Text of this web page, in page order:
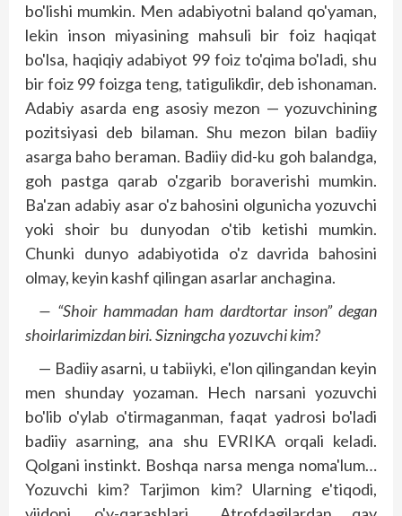
bo'lishi mumkin. Men adabiyotni baland qo'yaman,
lekin inson miyasining mahsuli bir foiz haqiqat
bo'lsa, haqiqiy adabiyot 99 foiz to'qima bo'ladi, shu
bir foiz 99 foizga teng, tatigulikdir, deb ishonaman.
Adabiy asarda eng asosiy mezon — yozuvchining
pozitsiyasi deb bilaman. Shu mezon bilan badiiy
asarga baho beraman. Badiiy did-ku goh baland­­ga,
goh pastga qarab o'zgarib boraverishi mumkin.
Ba'zan adabiy asar o'z bahosini olgunicha yozuvchi
yoki shoir bu dunyodan o'tib ketishi mumkin.
Chunki dunyo adabiyotida o'z davrida bahosini
olmay, keyin kashf qilingan asarlar anchagina.
— “Shoir hammadan ham dardtortar inson” degan
shoirlarimizdan biri. Sizningcha yozuvchi kim?
— Badiiy asarni, u tabiiyki, e'lon qilingandan keyin
men shunday yozaman. Hech narsani yozuvchi
bo'lib o'ylab o'tirmaganman, faqat yadrosi bo'ladi
badiiy asarning, ana shu EVRIKA orqali keladi.
Qolgani ins­tinkt. Boshqa narsa menga noma'lum…
Yozuvchi kim? Tarjimon kim? Ularning e'tiqodi,